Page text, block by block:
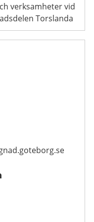
verksamheter vid
Torslanda